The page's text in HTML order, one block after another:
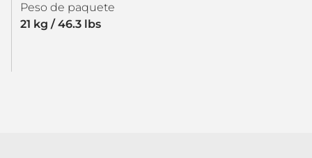
Peso de paquete
21 kg / 46.3 lbs